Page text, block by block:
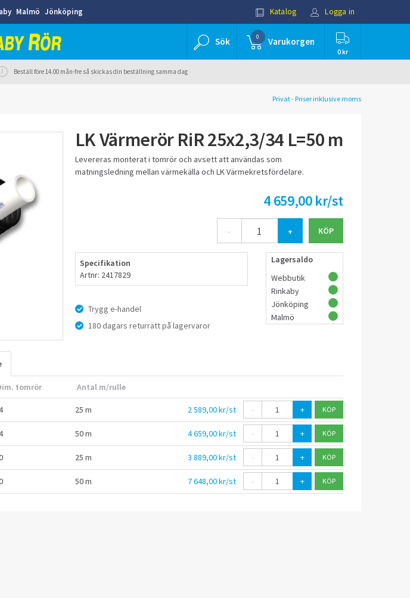
Malmö Jönköping Katalog Logga in
Sök 0 Varukorgen
0 kr
Beställ före 14.00 mån-fre så skickas din beställning samma dag
Privat - Priser inklusive moms
LK Värmerör RiR 25x2,3/34 L=50 m
Levereras monterat i tomrör och avsett att användas som
matningsledning mellan värmekälla och LK Värmekretsfördelare.
4 659,00 kr/st
- +
Specifikation
Artnr: 2417829
Trygg e-handel
180 dagars returrätt på lagervaror
Lagersaldo
Webbutik
Rinkaby
Jönköping
Malmö
tomrör Antal m/rulle
25 m 2 589,00 kr/st - +
50 m 4 659,00 kr/st - +
25 m 3 889,00 kr/st - +
50 m 7 648,00 kr/st - +